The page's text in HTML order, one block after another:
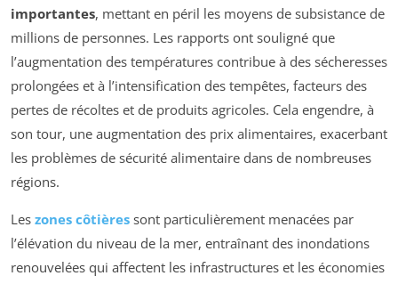
importantes, mettant en péril les moyens de subsistance de
millions de personnes. Les rapports ont souligné que
l’augmentation des températures contribue à des sécheresses
prolongées et à l’intensification des tempêtes, facteurs des
pertes de récoltes et de produits agricoles. Cela engendre, à
son tour, une augmentation des prix alimentaires, exacerbant
les problèmes de sécurité alimentaire dans de nombreuses
régions.
Les zones côtières sont particulièrement menacées par
l’élévation du niveau de la mer, entraînant des inondations
renouvelées qui affectent les infrastructures et les économies